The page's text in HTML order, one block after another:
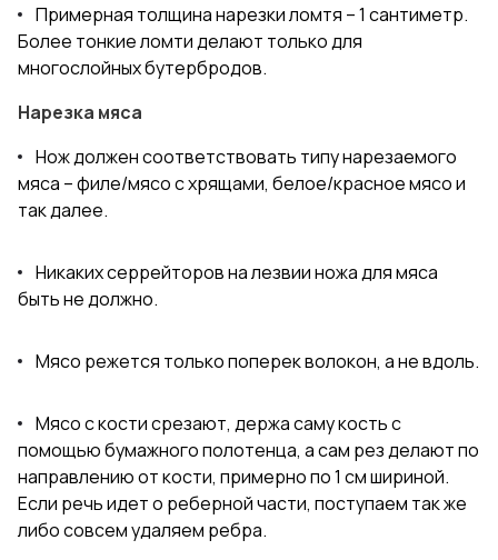
Примерная толщина нарезки ломтя – 1 сантиметр.
Более тонкие ломти делают только для
многослойных бутербродов.
Нарезка мяса
Нож должен соответствовать типу нарезаемого
мяса – филе/мясо с хрящами, белое/красное мясо и
так далее.
Никаких серрейторов на лезвии ножа для мяса
быть не должно.
Мясо режется только поперек волокон, а не вдоль.
Мясо с кости срезают, держа саму кость с
помощью бумажного полотенца, а сам рез делают по
направлению от кости, примерно по 1 см шириной.
Если речь идет о реберной части, поступаем так же
либо совсем удаляем ребра.